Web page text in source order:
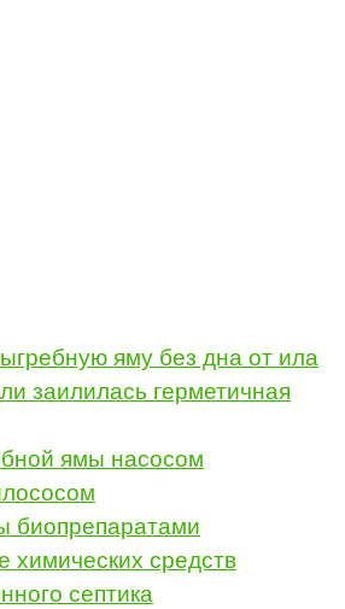
яму без дна от ила
заилилась герметичная
ямы насосом
биопрепаратами
химических средств
септика